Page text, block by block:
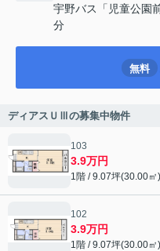
宇野バス「児童公園
分
無料
ディアスＵⅢの募集中物件
103
3.9万円
1階 / 9.07坪(30.00㎡)
102
3.9万円
1階 / 9.07坪(30.00㎡)